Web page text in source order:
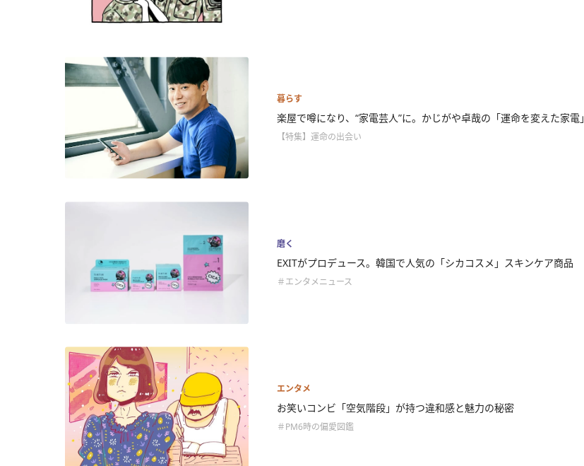
暮らす
楽屋で噂になり、“家電芸人”に。かじがや卓哉の「運命を変えた家電」
【特集】運命の出会い
磨く
EXITがプロデュース。韓国で人気の「シカコスメ」スキンケア商品
＃エンタメニュース
エンタメ
お笑いコンビ「空気階段」が持つ違和感と魅力の秘密
＃PM6時の偏愛図鑑